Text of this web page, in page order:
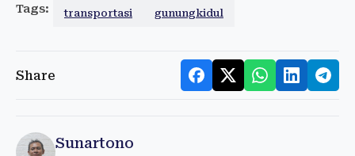
Tags: transportasi gunungkidul
Share
Sunartono